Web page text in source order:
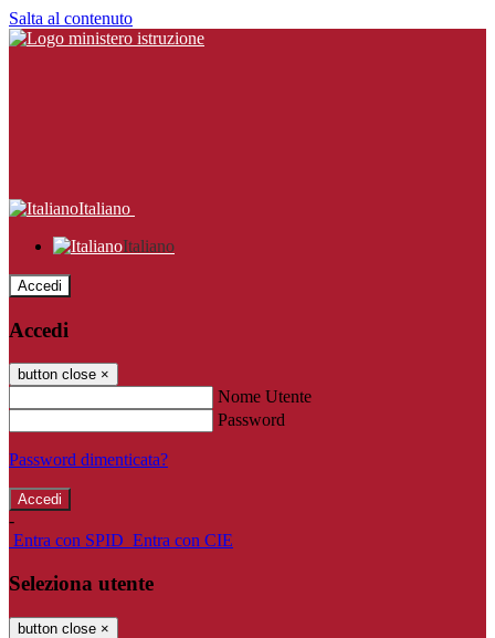
Salta al contenuto
Italiano
Italiano
Accedi
Accedi
button close ×
Nome Utente
Password
Password dimenticata?
-
Entra con SPID Entra con CIE
Seleziona utente
button close ×